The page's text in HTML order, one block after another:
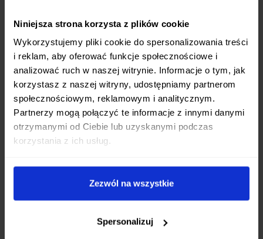
Niniejsza strona korzysta z plików cookie
Wykorzystujemy pliki cookie do spersonalizowania treści
i reklam, aby oferować funkcje społecznościowe i
analizować ruch w naszej witrynie. Informacje o tym, jak
korzystasz z naszej witryny, udostępniamy partnerom
społecznościowym, reklamowym i analitycznym.
Partnerzy mogą połączyć te informacje z innymi danymi
otrzymanymi od Ciebie lub uzyskanymi podczas
korzystania z ich usług.
Zezwól na wszystkie
Spersonalizuj
Szybkiego i wygodnego obierania
okrągłych produktów.
Wysokiej Jakości Materiały i Ergonomia
Ostrze zostało wykonane z63-warstwowej stali
rdzeniem z legendarnej staliVG-10, co zapewnia
nie tylko wyjątkową ostrość i długotrwałe
trzymanie krawędzi tnącej (twardość 60 HRC +/- 1),
kształcie litery D doskonale leży w dłoni,
minimalizując zmęczenie nawet podczas